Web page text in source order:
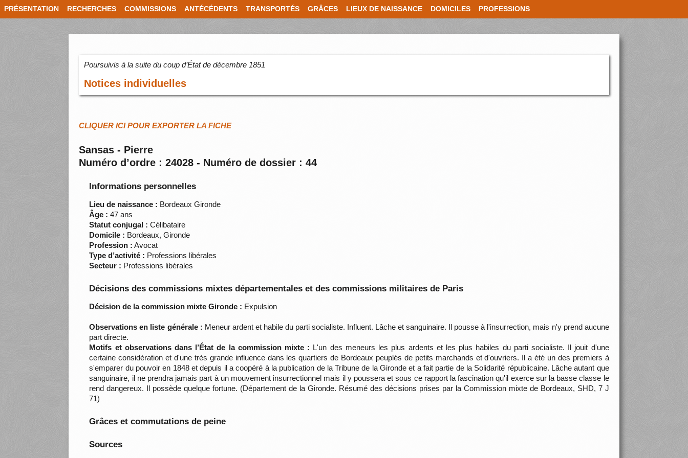
PRÉSENTATION RECHERCHES COMMISSIONS ANTÉCÉDENTS TRANSPORTÉS GRÂCES LIEUX DE NAISSANCE DOMICILES PROFESSIONS
Poursuivis à la suite du coup d’État de décembre 1851
Notices individuelles
CLIQUER ICI POUR EXPORTER LA FICHE
Sansas - Pierre
Numéro d’ordre : 24028 - Numéro de dossier : 44
Informations personnelles
Lieu de naissance : Bordeaux Gironde
Âge : 47 ans
Statut conjugal : Célibataire
Domicile : Bordeaux, Gironde
Profession : Avocat
Type d’activité : Professions libérales
Secteur : Professions libérales
Décisions des commissions mixtes départementales et des commissions militaires de Paris
Décision de la commission mixte Gironde : Expulsion
Observations en liste générale : Meneur ardent et habile du parti socialiste. Influent. Lâche et sanguinaire. Il pousse à l'insurrection, mais n'y prend aucune
part directe.
Motifs et observations dans l’État de la commission mixte : L'un des meneurs les plus ardents et les plus habiles du parti socialiste. Il jouit d'une
certaine considération et d'une très grande influence dans les quartiers de Bordeaux peuplés de petits marchands et d'ouvriers. Il a été un des premiers à
s'emparer du pouvoir en 1848 et depuis il a coopéré à la publication de la Tribune de la Gironde et a fait partie de la Solidarité républicaine. Lâche autant que
sanguinaire, il ne prendra jamais part à un mouvement insurrectionnel mais il y poussera et sous ce rapport la fascination qu'il exerce sur la basse classe le
rend dangereux. Il possède quelque fortune. (Département de la Gironde. Résumé des décisions prises par la Commission mixte de Bordeaux, SHD, 7 J
71)
Grâces et commutations de peine
Sources